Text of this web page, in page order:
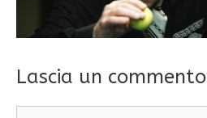
Lascia un commento